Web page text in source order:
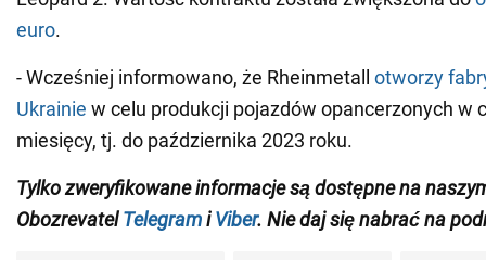
euro.
- Wcześniej informowano, że Rheinmetall otworzy
Ukrainie w celu produkcji pojazdów opancerzonych w
miesięcy, tj. do października 2023 roku.
Tylko zweryfikowane informacje są dostępne na
ObozrevatelTelegramiViber. Nie daj się nabrać na